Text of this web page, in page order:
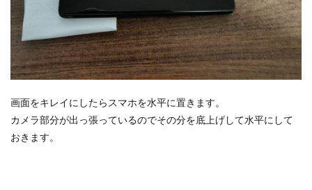
画面をキレイにしたらスマホを水平に置きます。
カメラ部分が出っ張っているのでその分を底上げして水平にして
おきます。